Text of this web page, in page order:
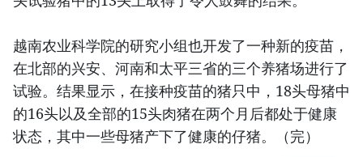
越南农业科学院的研究小组也开发了一种新的疫苗，
在北部的兴安、河南和太平三省的三个养猪场进行了
试验。结果显示，在接种疫苗的猪只中，18头母猪中
的16头以及全部的15头肉猪在两个月后都处于健康
状态，其中一些母猪产下了健康的仔猪。（完）